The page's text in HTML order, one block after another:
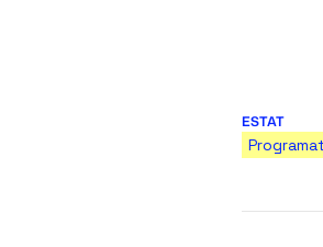
ESTAT